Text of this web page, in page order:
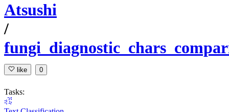
Atsushi
/
like 0
Tasks: